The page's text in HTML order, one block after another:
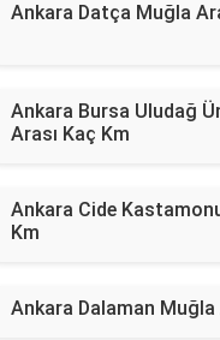
Ankara Datça Muğla
Ankara Bursa Uludağ
Arası Kaç Km
Ankara Cide
Km
Ankara Dalaman Muğla